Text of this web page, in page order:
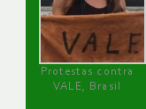
Protestas contra
VALE, Brasil